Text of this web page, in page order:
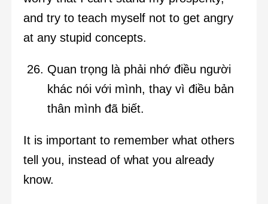
and try to teach myself not to get angry
at any stupid concepts.
Quan trọng là phải nhớ điều người
khác nói với mình, thay vì điều bản
thân mình đã biết.
It is important to remember what others
tell you, instead of what you already
know.